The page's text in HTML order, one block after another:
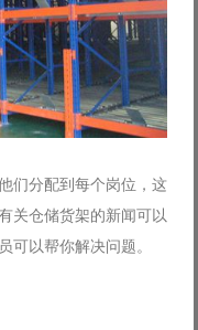
们分配到每个岗位，这
关仓储货架的新闻可以
可以帮你解决问题。